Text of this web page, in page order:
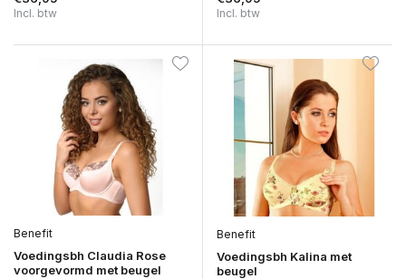
Incl. btw Incl. btw
Benefit
Voedingsbh Claudia Rose
voorgevormd met beugel
Benefit
Voedingsbh Kalina met
beugel